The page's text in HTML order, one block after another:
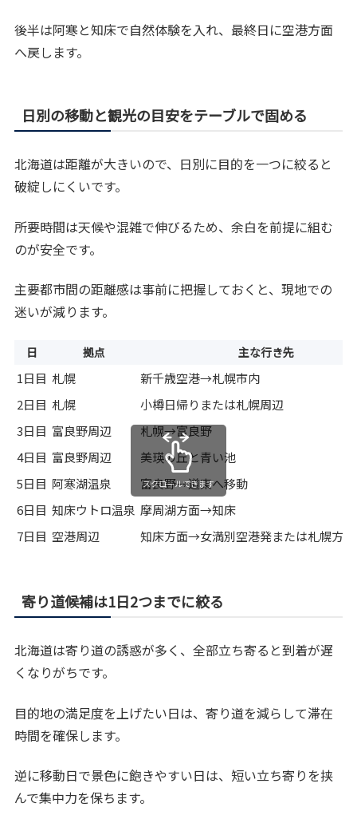
後半は阿寒と知床で自然体験を入れ、最終日に空港方面
へ戻します。
日別の移動と観光の目安をテーブルで固める
北海道は距離が大きいので、日別に目的を一つに絞ると
破綻しにくいです。
所要時間は天候や混雑で伸びるため、余白を前提に組む
のが安全です。
主要都市間の距離感は事前に把握しておくと、現地での
迷いが減ります。
日 拠点 主な行き先
1日目 札幌
新千歳空港→札幌市内
2日目 札幌
小樽日帰りまたは札幌周辺
3日目 富良野周辺
札幌→富良野
4日目 富良野周辺
美瑛の丘と青い池
5日目 阿寒湖温泉
富良野→道東へ移動
6日目 知床ウトロ温泉 摩周湖方面→知床
7日目 空港周辺 知床方面→女満別空港発または札幌方
スクロールできます
寄り道候補は1日2つまでに絞る
北海道は寄り道の誘惑が多く、全部立ち寄ると到着が遅
くなりがちです。
目的地の満足度を上げたい日は、寄り道を減らして滞在
時間を確保します。
逆に移動日で景色に飽きやすい日は、短い立ち寄りを挟
んで集中力を保ちます。